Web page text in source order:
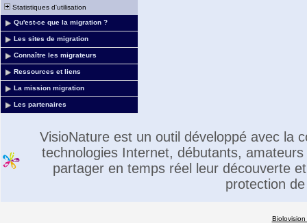
Statistiques d'utilisation
Qu'est-ce que la migration ?
Les sites de migration
Connaître les migrateurs
Ressources et liens
La mission migration
Les partenaires
VisioNature est un outil développé avec la
technologies Internet, débutants,
partager en temps réel leur découverte
protection
Biolovision